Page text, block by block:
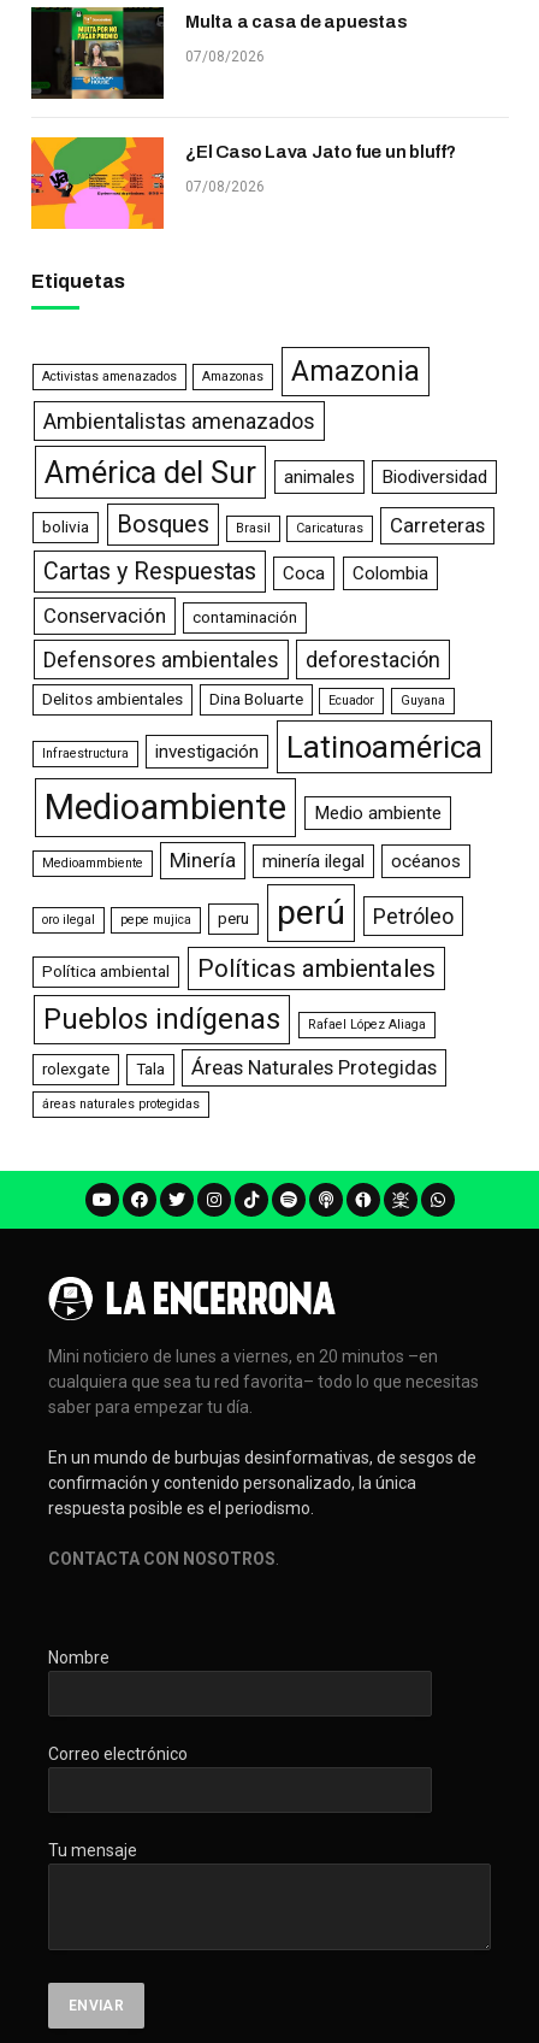
Multa a casa de apuestas
07/08/2026
¿El Caso Lava Jato fue un bluff?
07/08/2026
Etiquetas
Activistas amenazados Amazonas Amazonia
Ambientalistas amenazados
América del Sur animales Biodiversidad
bolivia Bosques Brasil Caricaturas Carreteras
Cartas y Respuestas Coca Colombia
Conservación contaminación
Defensores ambientales deforestación
Delitos ambientales Dina Boluarte Ecuador Guyana
Infraestructura investigación Latinoamérica
Medioambiente Medio ambiente
Medioammbiente Minería minería ilegal océanos
oro ilegal pepe mujica peru perú Petróleo
Política ambiental Políticas ambientales
Pueblos indígenas Rafael López Aliaga
rolexgate Tala Áreas Naturales Protegidas
áreas naturales protegidas
Mini noticiero de lunes a viernes, en 20 minutos –en
cualquiera que sea tu red favorita– todo lo que necesitas
saber para empezar tu día.
En un mundo de burbujas desinformativas, de sesgos de
confirmación y contenido personalizado, la única
respuesta posible es el periodismo.
CONTACTA CON NOSOTROS
Nombre
Correo electrónico
Tu mensaje